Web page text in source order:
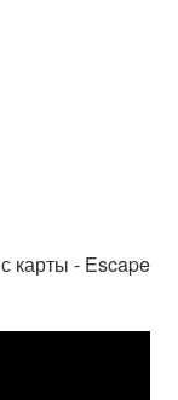
карты - Escape